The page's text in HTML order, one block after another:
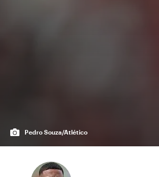
Pedro Souza/Atlético